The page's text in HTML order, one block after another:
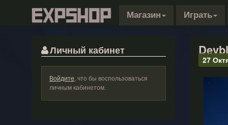
Магазин Играть
Личный кабинет
Войдите, что бы воспользоваться
личным кабинетом.
27